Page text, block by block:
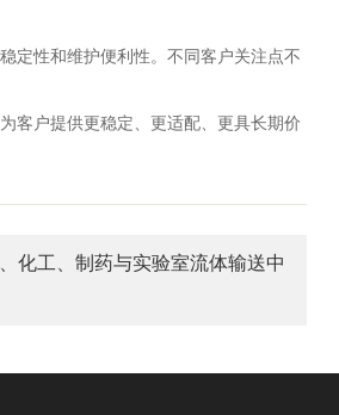
定性和维护便利性。不同客户关注点不
客户提供更稳定、更适配、更具长期价
化工、制药与实验室流体输送中